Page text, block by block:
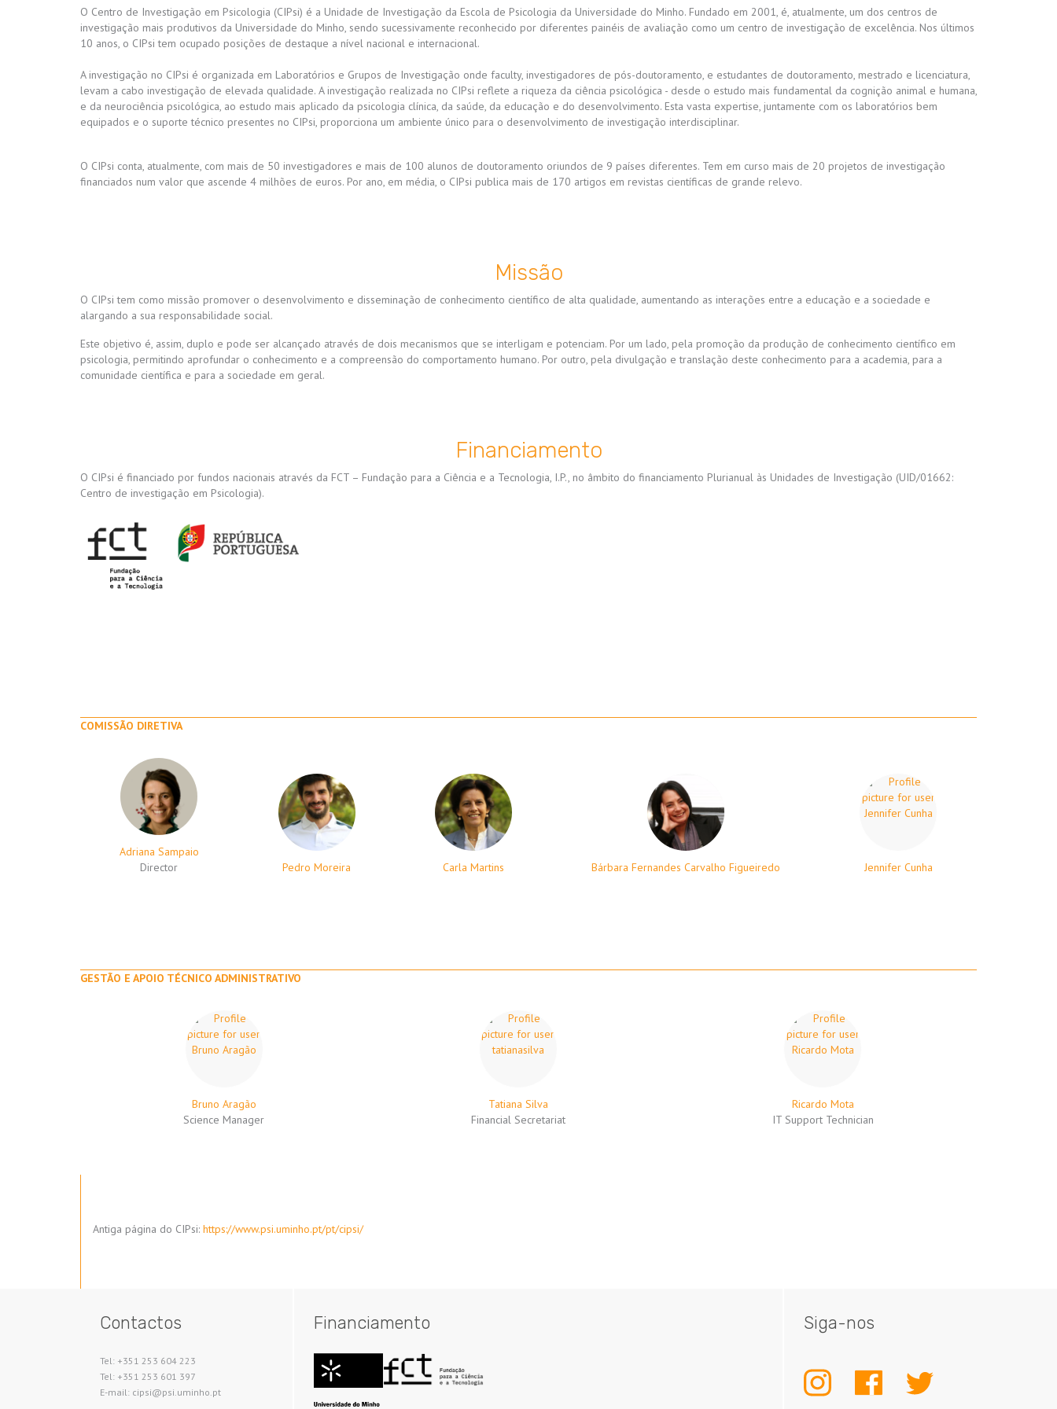
O Centro de Investigação em Psicologia (CIPsi) é a Unidade de Investigação da Escola de Psicologia da Universidade do Minho. Fundado em 2001, é, atualmente, um dos centros de
investigação mais produtivos da Universidade do Minho, sendo sucessivamente reconhecido por diferentes painéis de avaliação como um centro de investigação de excelência. Nos últimos
10 anos, o CIPsi tem ocupado posições de destaque a nível nacional e internacional.
A investigação no CIPsi é organizada em Laboratórios e Grupos de Investigação onde faculty, investigadores de pós-doutoramento, e estudantes de doutoramento, mestrado e licenciatura,
levam a cabo investigação de elevada qualidade. A investigação realizada no CIPsi reflete a riqueza da ciência psicológica - desde o estudo mais fundamental da cognição animal e humana,
e da neurociência psicológica, ao estudo mais aplicado da psicologia clínica, da saúde, da educação e do desenvolvimento. Esta vasta expertise, juntamente com os laboratórios bem
equipados e o suporte técnico presentes no CIPsi, proporciona um ambiente único para o desenvolvimento de investigação interdisciplinar.
O CIPsi conta, atualmente, com mais de 50 investigadores e mais de 100 alunos de doutoramento oriundos de 9 países diferentes. Tem em curso mais de 20 projetos de investigação
financiados num valor que ascende 4 milhões de euros. Por ano, em média, o CIPsi publica mais de 170 artigos em revistas científicas de grande relevo.
Missão
O CIPsi tem como missão promover o desenvolvimento e disseminação de conhecimento científico de alta qualidade, aumentando as interações entre a educação e a sociedade e
alargando a sua responsabilidade social.
Este objetivo é, assim, duplo e pode ser alcançado através de dois mecanismos que se interligam e potenciam. Por um lado, pela promoção da produção de conhecimento científico em
psicologia, permitindo aprofundar o conhecimento e a compreensão do comportamento humano. Por outro, pela divulgação e translação deste conhecimento para a academia, para a
comunidade científica e para a sociedade em geral.
Financiamento
O CIPsi é financiado por fundos nacionais através da FCT – Fundação para a Ciência e a Tecnologia, I.P., no âmbito do financiamento Plurianual às Unidades de Investigação (UID/01662:
Centro de investigação em Psicologia).
COMISSÃO DIRETIVA
Adriana Sampaio
Director
Pedro Moreira Carla Martins Bárbara Fernandes Carvalho Figueiredo Jennifer Cunha
GESTÃO E APOIO TÉCNICO ADMINISTRATIVO
Bruno Aragão
Science Manager
Tatiana Silva
Financial Secretariat
Ricardo Mota
IT Support Technician
Antiga página do CIPsi: https://www.psi.uminho.pt/pt/cipsi/
Contactos
Tel: +351 253 604 223
Tel: +351 253 601 397
E-mail: cipsi@psi.uminho.pt
Financiamento Siga-nos